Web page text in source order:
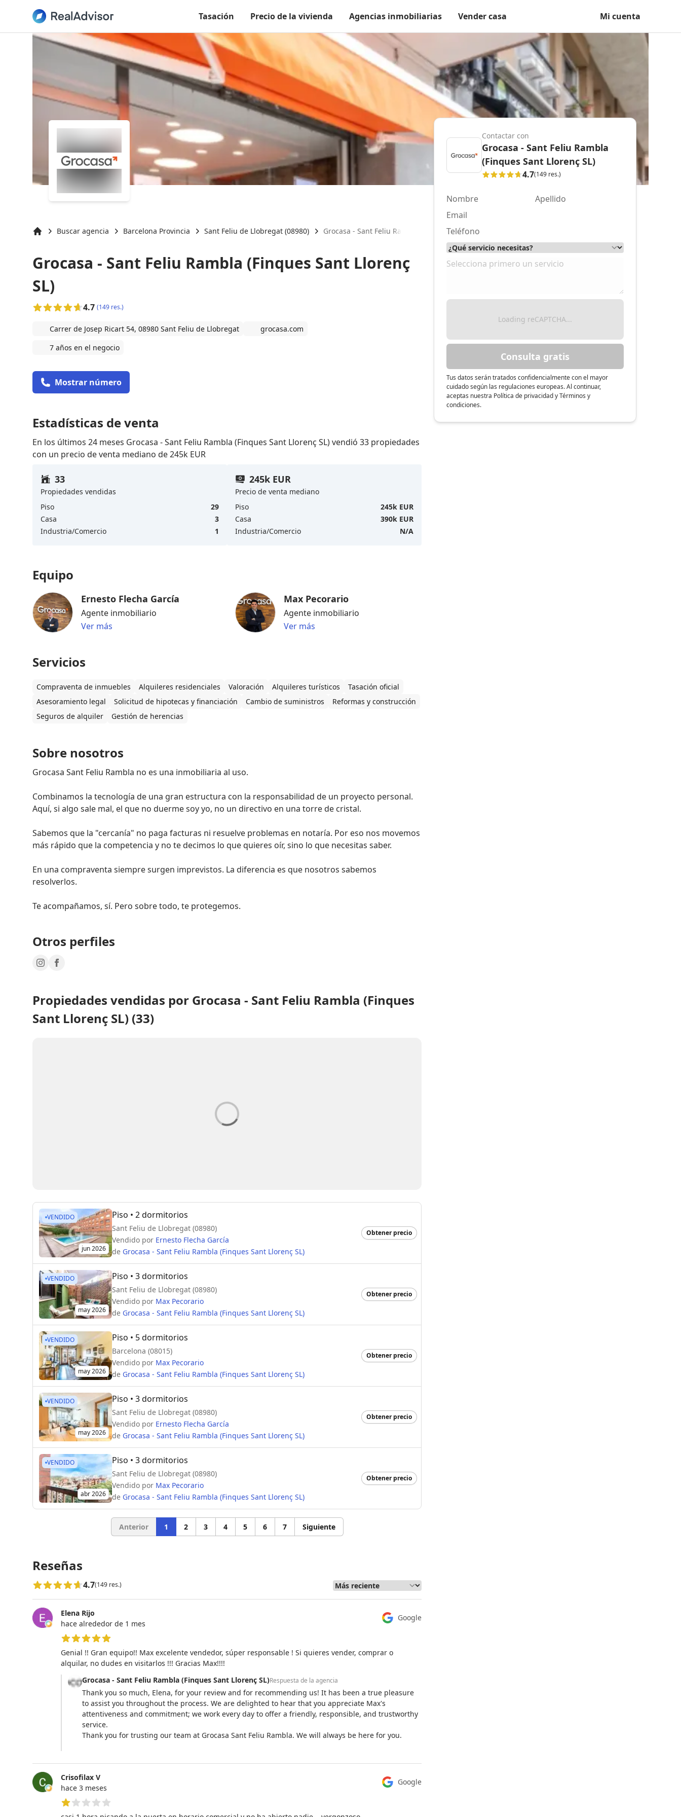
Tasación Precio de la vivienda Agencias inmobiliarias Vender casa Mi cuenta
Buscar agencia Barcelona Provincia Sant Feliu de Llobregat (08980) Grocasa - Sant Feliu Rambla (Finques Sant Llorenç SL)
Grocasa - Sant Feliu Rambla (Finques Sant Llorenç
SL)
4.7 (149 res.)
Carrer de Josep Ricart 54, 08980 Sant Feliu de Llobregat
grocasa.com
7 años en el negocio
Mostrar número
Estadísticas de venta
En los últimos 24 meses Grocasa - Sant Feliu Rambla (Finques Sant Llorenç SL) vendió 33 propiedades
con un precio de venta mediano de 245k EUR
33
Propiedades vendidas
Piso
29
Casa
3
Industria/Comercio
1
245k EUR
Precio de venta mediano
Piso
245k EUR
Casa
390k EUR
Industria/Comercio
N/A
Equipo
Ernesto Flecha García
Agente inmobiliario
Ver más
Max Pecorario
Agente inmobiliario
Ver más
Servicios
Compraventa de inmuebles Alquileres residenciales Valoración Alquileres turísticos
Tasación oficial
Asesoramiento legal
Solicitud de hipotecas y financiación Cambio de suministros
Reformas y construcción
Seguros de alquiler
Gestión de herencias
Sobre nosotros
Grocasa Sant Feliu Rambla no es una inmobiliaria al uso.
Combinamos la tecnología de una gran estructura con la responsabilidad de un proyecto personal.
Aquí, si algo sale mal, el que no duerme soy yo, no un directivo en una torre de cristal.
Sabemos que la "cercanía" no paga facturas ni resuelve problemas en notaría. Por eso nos movemos
más rápido que la competencia y no te decimos lo que quieres oír, sino lo que necesitas saber.
En una compraventa siempre surgen imprevistos. La diferencia es que nosotros sabemos
resolverlos.
Te acompañamos, sí. Pero sobre todo, te protegemos.
Otros perfiles
Propiedades vendidas por Grocasa - Sant Feliu Rambla (Finques
Sant Llorenç SL) (33)
VENDIDO
jun 2026
Piso • 2 dormitorios
Sant Feliu de Llobregat (08980)
Vendido por Ernesto Flecha García
de Grocasa - Sant Feliu Rambla (Finques Sant Llorenç SL)
Obtener precio
VENDIDO
may 2026
Piso • 3 dormitorios
Sant Feliu de Llobregat (08980)
Vendido por Max Pecorario
de Grocasa - Sant Feliu Rambla (Finques Sant Llorenç SL)
Obtener precio
VENDIDO
may 2026
Piso • 5 dormitorios
Barcelona (08015)
Vendido por Max Pecorario
de Grocasa - Sant Feliu Rambla (Finques Sant Llorenç SL)
Obtener precio
VENDIDO
may 2026
Piso • 3 dormitorios
Sant Feliu de Llobregat (08980)
Vendido por Ernesto Flecha García
de Grocasa - Sant Feliu Rambla (Finques Sant Llorenç SL)
Obtener precio
VENDIDO
abr 2026
Piso • 3 dormitorios
Sant Feliu de Llobregat (08980)
Vendido por Max Pecorario
de Grocasa - Sant Feliu Rambla (Finques Sant Llorenç SL)
Obtener precio
Anterior 1 2 3 4 5 6 7 Siguiente
Reseñas
4.7(149 res.)
Google
Elena Rijo
hace alrededor de 1 mes
5 de 5 estrellas
Genial !! Gran equipo!! Max excelente vendedor, súper responsable ! Si quieres vender, comprar o
alquilar, no dudes en visitarlos !!! Gracias Max!!!!
Grocasa - Sant Feliu Rambla (Finques Sant Llorenç SL)Respuesta de la agencia
Thank you so much, Elena, for your review and for recommending us! It has been a true pleasure
to assist you throughout the process. We are delighted to hear that you appreciate Max's
attentiveness and commitment; we work every day to offer a friendly, responsible, and trustworthy
service.
Thank you for trusting our team at Grocasa Sant Feliu Rambla. We will always be here for you.
Google
Crisofilax V
hace 3 meses
1 de 5 estrellas
Contactar con
Grocasa - Sant Feliu Rambla
(Finques Sant Llorenç SL)
4.7(149 res.)
Loading reCAPTCHA...
Consulta gratis
Tus datos serán tratados confidencialmente con el mayor
cuidado según las regulaciones europeas. Al continuar,
aceptas nuestra Política de privacidad y Términos y
condiciones.